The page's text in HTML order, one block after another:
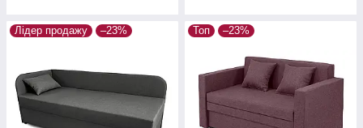
Лідер продажу –23% Топ –23%